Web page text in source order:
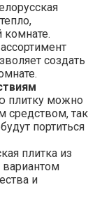
создать
плитку можно
так
портиться
плитка из
и